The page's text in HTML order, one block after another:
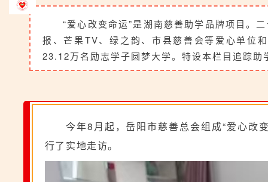
“爱心改变命运”是湖南慈善助学品牌项目。
报、芒果TV、绿之韵、市县慈善会等爱心单位
23.12万名励志学子圆梦大学。特设本栏目追踪
今年8月起，岳阳市慈善总会组成“爱心改
行了实地走访。